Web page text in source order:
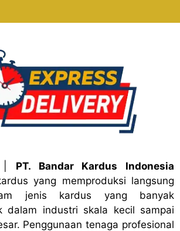
PT. Bandar Kardus Indonesia
yang memproduksi langsung
jenis kardus yang banyak
dalam industri skala kecil sampai
Penggunaan tenaga profesional